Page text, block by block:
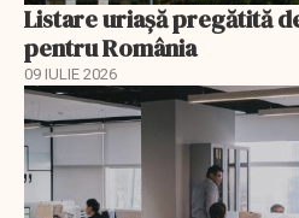
Listare uriașă pregătită
pentru România
09 IULIE 2026